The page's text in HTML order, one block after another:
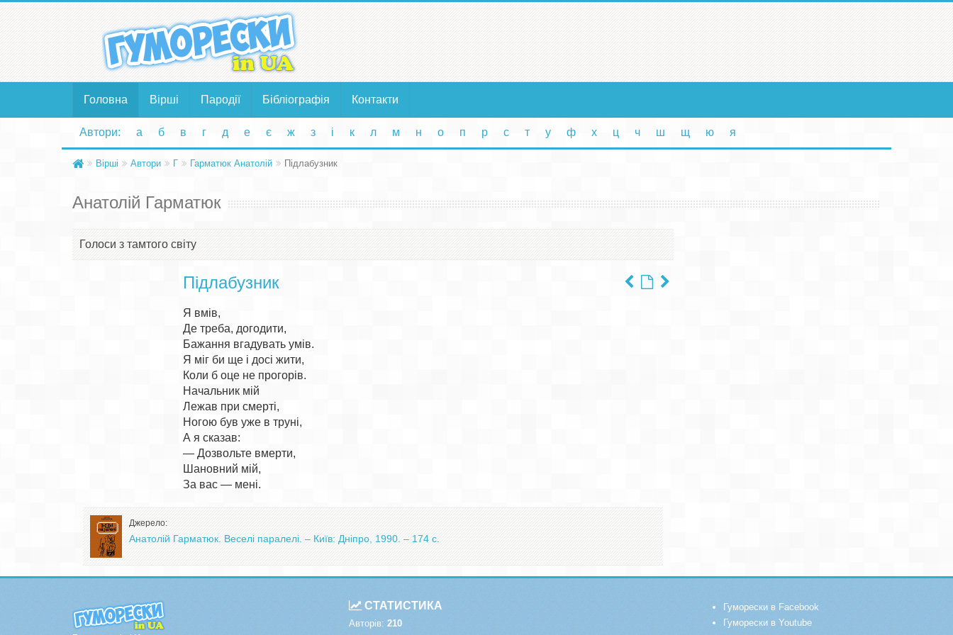
Головна Вірші Пародії Бібліографія Контакти
Автори: а б в г д е є ж з і к л м н о п р с т у ф х ц ч ш щ ю я
Вірші Автори Г Гарматюк Анатолій Підлабузник
Анатолій Гарматюк
Голоси з тамтого світу
Підлабузник
Я вмів,
Де треба, догодити,
Бажання вгадувать умів.
Я міг би ще і досі жити,
Коли б оце не прогорів.
Начальник мій
Лежав при смерті,
Ногою був уже в труні,
А я сказав:
— Дозвольте вмерти,
Шановний мій,
Джерело:
Анатолій Гарматюк. Веселі паралелі. – Київ: Дніпро, 1990. – 174 с.
СТАТИСТИКА
Авторів: 210
Гуморески в Facebook
Гуморески в Youtube